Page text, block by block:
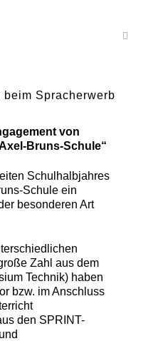
beim Spracherwerb
von
Bruns-Schule“
Schulhalbjahres
Schule ein
besonderen Art
Zahl aus dem
Technik) haben
bzw. im Anschluss
den SPRINT-